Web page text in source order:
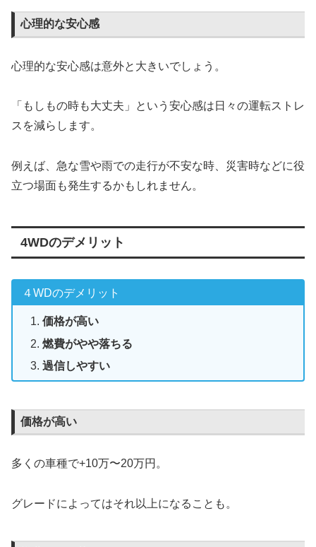
心理的な安心感
心理的な安心感は意外と大きいでしょう。
「もしもの時も大丈夫」という安心感は日々の運転ストレ
スを減らします。
例えば、急な雪や雨での走行が不安な時、災害時などに役
立つ場面も発生するかもしれません。
4WDのデメリット
４WDのデメリット
価格が高い
燃費がやや落ちる
過信しやすい
価格が高い
多くの車種で+10万〜20万円。
グレードによってはそれ以上になることも。